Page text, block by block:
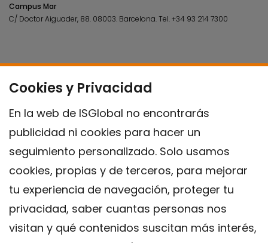
Cookies y Privacidad
En la web de ISGlobal no encontrarás
publicidad ni cookies para hacer un
seguimiento personalizado. Solo usamos
cookies, propias y de terceros, para mejorar
tu experiencia de navegación, proteger tu
privacidad, saber cuantas personas nos
visitan y qué contenidos suscitan más interés,
Campus Mar
C/ Doctor Aiguader, 88. 08003. Barcelona.Tel.+34 93 214 7300